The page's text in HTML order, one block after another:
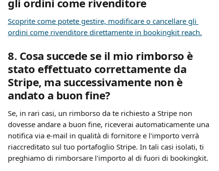
gli ordini come rivenditore
Scoprite come potete gestire, modificare o cancellare gli
ordini come rivenditore direttamente in bookingkit reach.
8. Cosa succede se il mio rimborso è
stato effettuato correttamente da
Stripe, ma successivamente non è
andato a buon fine?
Se, in rari casi, un rimborso da te richiesto a Stripe non
dovesse andare a buon fine, riceverai automaticamente una
notifica via e-mail in qualità di fornitore e l'importo verrà
riaccreditato sul tuo portafoglio Stripe. In tali casi isolati, ti
preghiamo di rimborsare l'importo al di fuori di bookingkit.